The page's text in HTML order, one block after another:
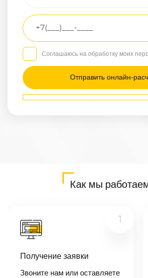
Грузовой
Другое
Транспортное
средство
Седан
/
Маршрут
Бердск —
менеджер-
свяжется с
Соглашаюсь на обработку моих
Как мы
1
Получение заявки
Звоните нам или оставляете